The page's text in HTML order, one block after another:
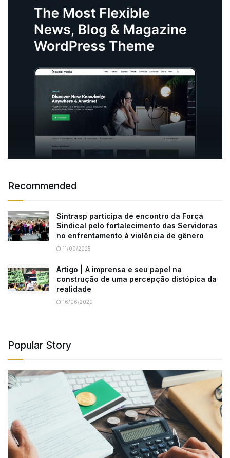
Recommended
Sintrasp participa de encontro da Força
Sindical pelo fortalecimento das Servidoras
no enfrentamento à violência de gênero
11/09/2025
Artigo | A imprensa e seu papel na
construção de uma percepção distópica da
realidade
16/06/2020
Popular Story